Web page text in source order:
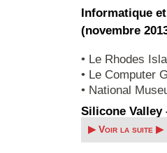
Informatique
(novembre
• Le Rhodes
• Le Computer
• National
Silicone Valley
▶ Voir la suite ▶